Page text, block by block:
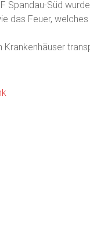
Spandau-Süd
das Feuer, welches
Krankenhäuser